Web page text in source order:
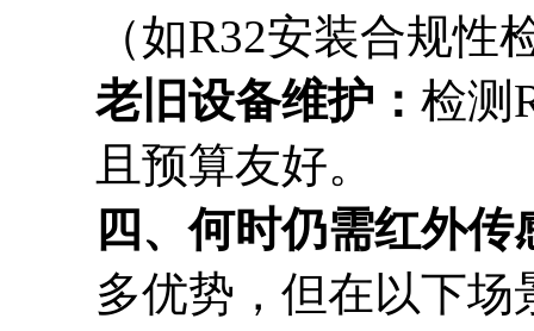
（如R32安装合规性
老旧设备维护： 检测
且预算友好。
四、何时仍需红外传
多优势，但在以下